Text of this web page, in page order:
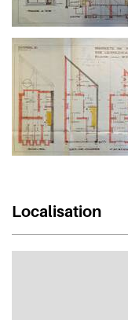
Localisation